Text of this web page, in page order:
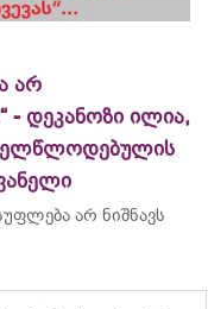
არ
- დეკანოზი ილია,
არ ნიშნავს